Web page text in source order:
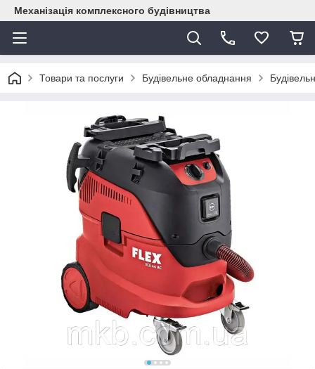
Механізація комплексного будівництва
Товари та послуги Будівельне обладнання